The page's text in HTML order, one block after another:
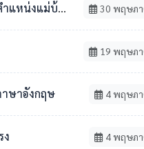
การภารโรง 30 พฤษภ
19 พฤษภ
าษาอังกฤษ 4 พฤษภ
ง 4 พฤษภ